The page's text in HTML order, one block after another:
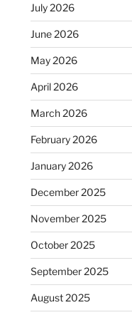
July 2026
June 2026
May 2026
April 2026
March 2026
February 2026
January 2026
December 2025
November 2025
October 2025
September 2025
August 2025